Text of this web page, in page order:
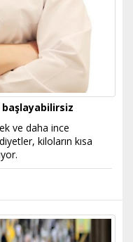
ve daha ince
kiloların kısa